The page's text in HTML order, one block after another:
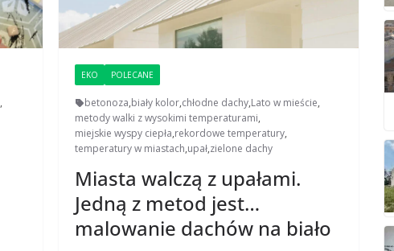
,
EKO POLECANE
betonoza,biały kolor,chłodne dachy,Lato w mieście,
metody walki z wysokimi temperaturami,
miejskie wyspy ciepła,rekordowe temperatury,
temperatury w miastach,upał,zielone dachy
Miasta walczą z upałami.
Jedną z metod jest…
malowanie dachów na biało